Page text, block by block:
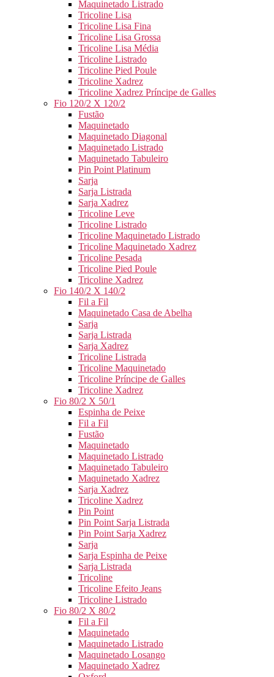
Maquinetado Listrado
Tricoline Lisa
Tricoline Lisa Fina
Tricoline Lisa Grossa
Tricoline Lisa Média
Tricoline Listrado
Tricoline Pied Poule
Tricoline Xadrez
Tricoline Xadrez Príncipe de Galles
Fio 120/2 X 120/2
Fustão
Maquinetado
Maquinetado Diagonal
Maquinetado Listrado
Maquinetado Tabuleiro
Pin Point Platinum
Sarja
Sarja Listrada
Sarja Xadrez
Tricoline Leve
Tricoline Listrado
Tricoline Maquinetado Listrado
Tricoline Maquinetado Xadrez
Tricoline Pesada
Tricoline Pied Poule
Tricoline Xadrez
Fio 140/2 X 140/2
Fil a Fil
Maquinetado Casa de Abelha
Sarja
Sarja Listrada
Sarja Xadrez
Tricoline Listrada
Tricoline Maquinetado
Tricoline Príncipe de Galles
Tricoline Xadrez
Fio 80/2 X 50/1
Espinha de Peixe
Fil a Fil
Fustão
Maquinetado
Maquinetado Listrado
Maquinetado Tabuleiro
Maquinetado Xadrez
Sarja Xadrez
Tricoline Xadrez
Pin Point
Pin Point Sarja Listrada
Pin Point Sarja Xadrez
Sarja
Sarja Espinha de Peixe
Sarja Listrada
Tricoline
Tricoline Efeito Jeans
Tricoline Listrado
Fio 80/2 X 80/2
Fil a Fil
Maquinetado
Maquinetado Listrado
Maquinetado Losango
Maquinetado Xadrez